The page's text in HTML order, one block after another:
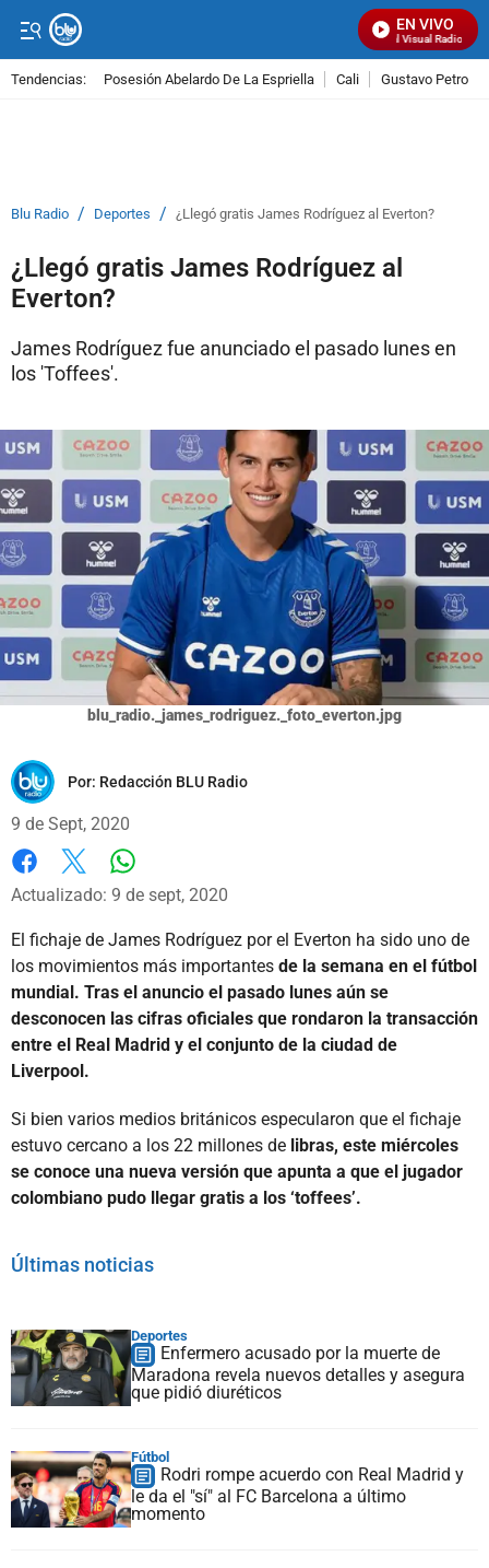
EN VIVO
Señal Visual Radio
Tendencias: Posesión Abelardo De La Espriella Cali Gustavo Petro
Blu Radio / Deportes / ¿Llegó gratis James Rodríguez al Everton?
¿Llegó gratis James Rodríguez al
Everton?
James Rodríguez fue anunciado el pasado lunes en
los 'Toffees'.
blu_radio._james_rodriguez._foto_everton.jpg
Por: Redacción BLU Radio
9 de Sept, 2020
Facebook
X
Actualizado: 9 de sept, 2020
El fichaje de James Rodríguez por el Everton ha sido uno de
los movimientos más importantes de la semana en el fútbol
mundial. Tras el anuncio el pasado lunes aún se
desconocen las cifras oficiales que rondaron la transacción
entre el Real Madrid y el conjunto de la ciudad de
Liverpool.
Si bien varios medios británicos especularon que el fichaje
estuvo cercano a los 22 millones de libras, este miércoles
se conoce una nueva versión que apunta a que el jugador
colombiano pudo llegar gratis a los ‘toffees’.
Últimas noticias
Deportes
Enfermero acusado por la muerte de
Maradona revela nuevos detalles y asegura
que pidió diuréticos
Fútbol
Rodri rompe acuerdo con Real Madrid y
le da el "sí" al FC Barcelona a último
momento